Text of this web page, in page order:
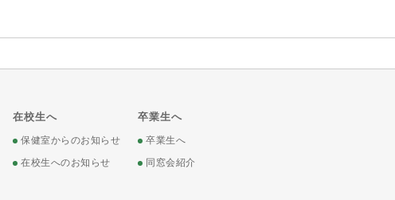
在校生へ
保健室からのお知らせ
在校生へのお知らせ
卒業生へ
卒業生へ
同窓会紹介